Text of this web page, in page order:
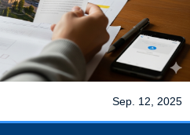
Sep. 12, 2025